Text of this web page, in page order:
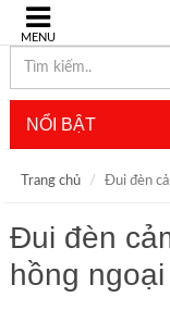
MENU
NỔI BẬT
Trang chủ Đui đèn
Đui đèn
hồng